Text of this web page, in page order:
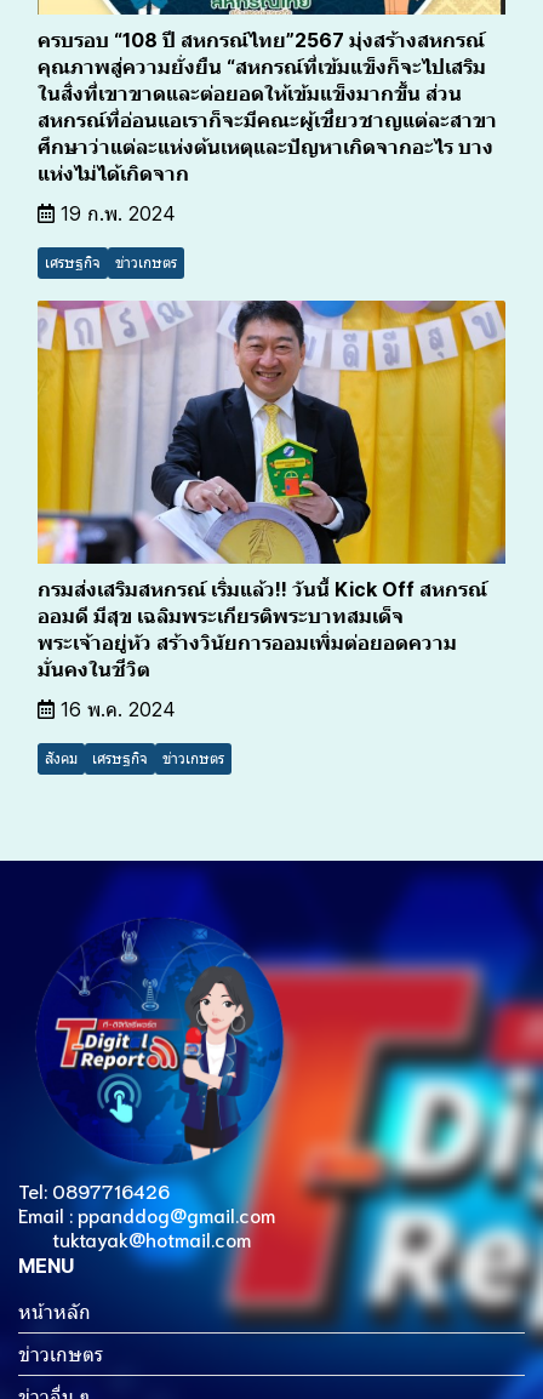
ครบรอบ “108 ปี สหกรณ์ไทย”2567 มุ่งสร้างสหกรณ์
คุณภาพสู่ความยั่งยืน “สหกรณ์ที่เข้มแข็งก็จะไปเสริม
ในสิ่งที่เขาขาดและต่อยอดให้เข้มแข็งมากขึ้น ส่วน
สหกรณ์ที่อ่อนแอเราก็จะมีคณะผู้เชี่ยวชาญแต่ละสาขา
ศึกษาว่าแต่ละแห่งต้นเหตุและปัญหาเกิดจากอะไร บาง
แห่งไม่ได้เกิดจาก
19 ก.พ. 2024
เศรษฐกิจ ข่าวเกษตร
กรมส่งเสริมสหกรณ์ เริ่มแล้ว!! วันนี้ Kick Off สหกรณ์
ออมดี มีสุข เฉลิมพระเกียรติพระบาทสมเด็จ
พระเจ้าอยู่หัว สร้างวินัยการออมเพิ่มต่อยอดความ
มั่นคงในชีวิต
16 พ.ค. 2024
สังคม เศรษฐกิจ ข่าวเกษตร
Tel: 0897716426
Email : ppanddog@gmail.com
tuktayak@hotmail.com
MENU
หน้าหลัก
ข่าวเกษตร